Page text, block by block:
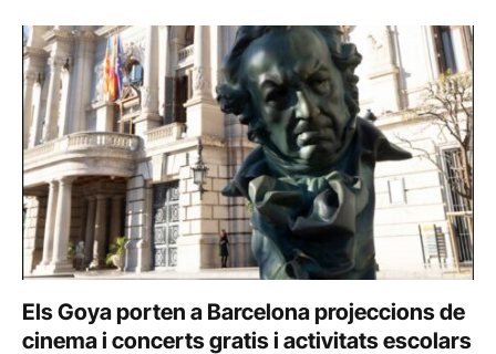
Els Goya porten a Barcelona projeccions de
cinema i concerts gratis i activitats escolars